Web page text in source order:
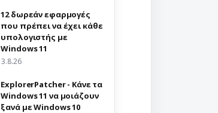
12 δωρεάν εφαρμογές
που πρέπει να έχει κάθε
υπολογιστής με
Windows 11
3.8.26
ExplorerPatcher - Κάνε τα
Windows 11 να μοιάζουν
ξανά με Windows 10